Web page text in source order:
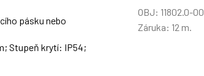
pásku nebo
Stupeň krytí: IP54;
OBJ: 11802.0-00
Záruka: 12 m.